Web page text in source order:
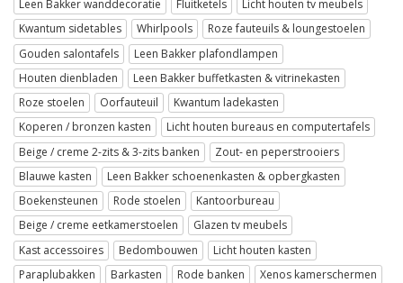
Leen Bakker wanddecoratie
Fluitketels
Licht houten tv meubels
Kwantum sidetables
Whirlpools
Roze fauteuils & loungestoelen
Gouden salontafels
Leen Bakker plafondlampen
Houten dienbladen
Leen Bakker buffetkasten & vitrinekasten
Roze stoelen
Oorfauteuil
Kwantum ladekasten
Koperen / bronzen kasten
Licht houten bureaus en computertafels
Beige / creme 2-zits & 3-zits banken
Zout- en peperstrooiers
Blauwe kasten
Leen Bakker schoenenkasten & opbergkasten
Boekensteunen
Rode stoelen
Kantoorbureau
Beige / creme eetkamerstoelen
Glazen tv meubels
Kast accessoires
Bedombouwen
Licht houten kasten
Paraplubakken
Barkasten Rode banken
Xenos kamerschermen